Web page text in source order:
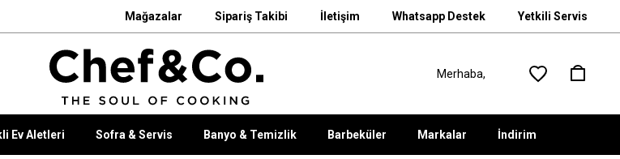
Mağazalar Sipariş Takibi İletişim Whatsapp Destek Yetkili Servis
Ev Aletleri Sofra & Servis Banyo & Temizlik Barbeküler Markalar İndirim